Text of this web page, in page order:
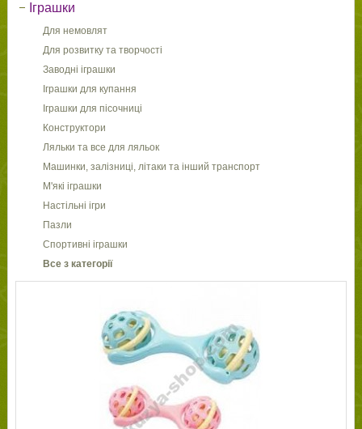
Іграшки
Для немовлят
Для розвитку та творчості
Заводні іграшки
Іграшки для купання
Іграшки для пісочниці
Конструктори
Ляльки та все для ляльок
Машинки, залізниці, літаки та інший транспорт
М'які іграшки
Настільні ігри
Пазли
Спортивні іграшки
Все з категорії